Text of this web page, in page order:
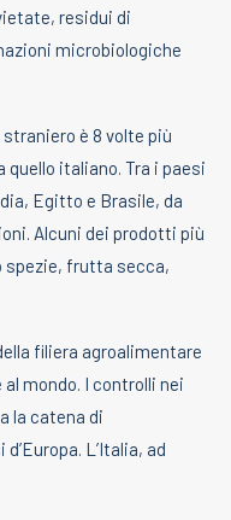
residui di
microbiologiche
è 8 volte più
italiano. Tra i paesi
Egitto e Brasile, da
Alcuni dei prodotti più
spezie, frutta secca,
filiera agroalimentare
mondo. I controlli nei
la catena di
L’Italia, ad